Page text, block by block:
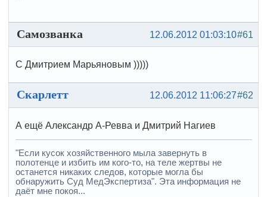
#61
12.06.2012 01:03:10
Самозванка
С Дмитрием Марьяновым )))))
#62
12.06.2012 11:06:27
Скарлетт
А ещё Александр А-Ревва и Дмитрий Нагиев
"Если кусок хозяйственного мыла завернуть в
полотенце и избить им кого-то, на теле жертвы не
останется никаких следов, которые могла бы
обнаружить Суд МедЭкспертиза". Эта информация не
даёт мне покоя...